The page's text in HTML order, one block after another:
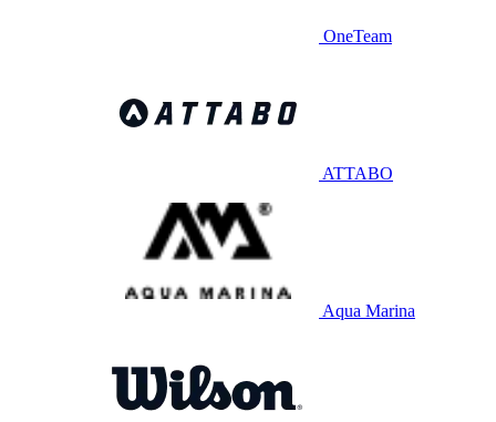
OneTeam
ATTABO
Aqua Marina